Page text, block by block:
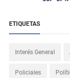
ETIQUETAS
Interés General
Policiales